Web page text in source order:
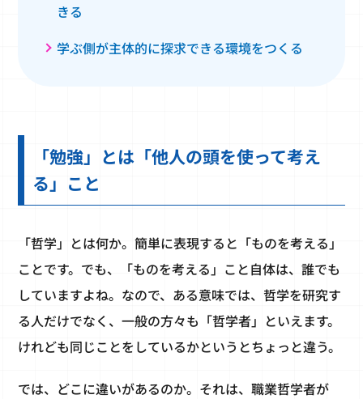
きる
学ぶ側が主体的に探求できる環境をつくる
「勉強」とは「他人の頭を使って考え
る」こと
「哲学」とは何か。簡単に表現すると「ものを考える」
ことです。でも、「ものを考える」こと自体は、誰でも
していますよね。なので、ある意味では、哲学を研究す
る人だけでなく、一般の方々も「哲学者」といえます。
けれども同じことをしているかというとちょっと違う。
では、どこに違いがあるのか。それは、職業哲学者が